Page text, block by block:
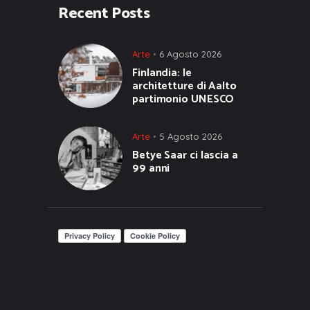
Recent Posts
Arte 6 Agosto 2026
Finlandia: le
architetture di Aalto
partimonio UNESCO
Arte 5 Agosto 2026
Betye Saar ci lascia a
99 anni